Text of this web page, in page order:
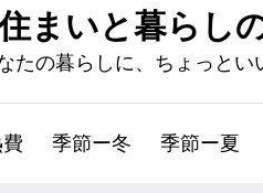
まいと暮らし
たの暮らしに、ちょっとい
季節ー冬 季節ー夏